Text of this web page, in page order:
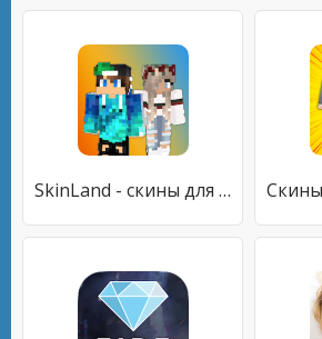
SkinLand - скины для Майнкрафт